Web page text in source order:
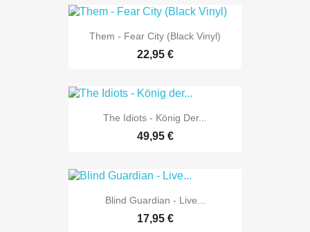
Them - Fear City (Black Vinyl)
22,95 €
The Idiots - König Der...
49,95 €
Blind Guardian - Live...
17,95 €